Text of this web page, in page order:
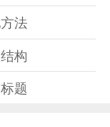
法
构
题